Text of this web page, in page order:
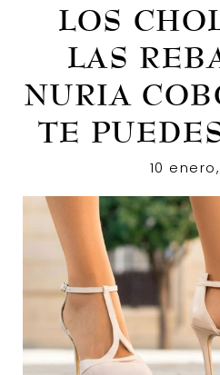
DE
ENERO
2017
LOS
LAS
NURIA
TE
10